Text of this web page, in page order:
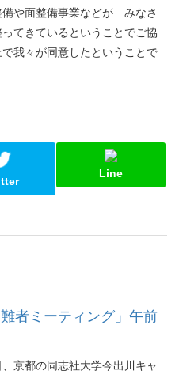
備や面整備事業などが みなさ
てきているということでご協
我々が同意したということで
Line
者ミーティング」午前
京都の同志社大学今出川キャ